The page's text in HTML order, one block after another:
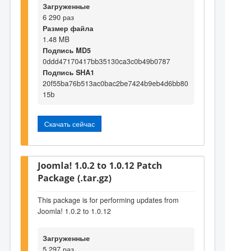
Загруженные
6 290 раз
Размер файла
1.48 MB
Подпись MD5
0ddd47170417bb35130ca3c0b49b0787
Подпись SHA1
20f55ba76b513ac0bac2be7424b9eb4d6bb80
15b
Скачать сейчас
Joomla! 1.0.2 to 1.0.12 Patch
Package (.tar.gz)
This package is for performing updates from
Joomla! 1.0.2 to 1.0.12
Загруженные
5 297 раз